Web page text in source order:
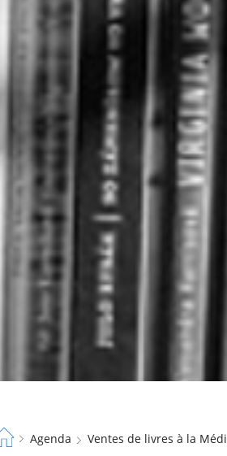
Agenda Ventes de livres à la